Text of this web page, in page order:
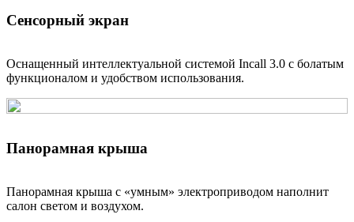
Тип двигателя
Число цилиндров
4, рядное
Максимальная мощность, кВт/л.с.
94/128
Нм / при об/мин.
Сенсорный экран
Оснащенный интеллектуальной системой Incall 3.0 с болатым
функционалом и удобством использования.
Панорамная крыша
Панорамная крыша с «умным» электроприводом наполнит
салон светом и воздухом.